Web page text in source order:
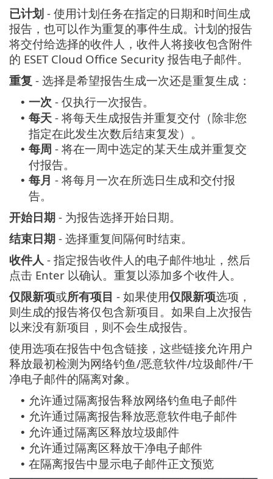
已计划 - 使用计划任务在指定的日期和时间生成
报告，也可以作为重复的事件生成。计划的报告
将交付给选择的收件人，收件人将接收包含附件
的 ESET Cloud Office Security 报告电子邮件。
重复 - 选择是希望报告生成一次还是重复生成：
• 一次 - 仅执行一次报告。
• 每天 - 将每天生成报告并重复交付（除非您
指定在此发生次数后结束复发）。
• 每周 - 将在一周中选定的某天生成并重复交
付报告。
• 每月 - 将每月一次在所选日生成和交付报
告。
开始日期 - 为报告选择开始日期。
结束日期 - 选择重复间隔何时结束。
收件人 - 指定报告收件人的电子邮件地址，然后
点击 Enter 以确认。重复以添加多个收件人。
仅限新项或所有项目 - 如果使用仅限新项选项，
则生成的报告将仅包含新项目。如果自上次报告
以来没有新项目，则不会生成报告。
使用选项在报告中包含链接，这些链接允许用户
释放最初检测为网络钓鱼/恶意软件/垃圾邮件/干
净电子邮件的隔离对象。
• 允许通过隔离报告释放网络钓鱼电子邮件
• 允许通过隔离报告释放恶意软件电子邮件
• 允许通过隔离区释放垃圾邮件
• 允许通过隔离区释放干净电子邮件
• 在隔离报告中显示电子邮件正文预览